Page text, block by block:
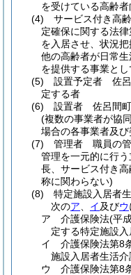
を受けている高齢
(4)
サービス付き高
定確保に関する法
を入居させ、状況
他の高齢者が日常
を提供する事業と
(5)
設置予定者 佐呂
定する者
(6)
設置者 佐呂間町
(複数の事業者が協
場合の各事業者及
(7)
管理者 職員の管
管理を一元的に行
長、サービス付き
称に関わらない)
(8)
特定施設入居者
次のア イ及びウ
ア
介護保険法(平
定する特定施設
イ
介護保険法第8
施設入居者生活介
ウ
介護保険法第8